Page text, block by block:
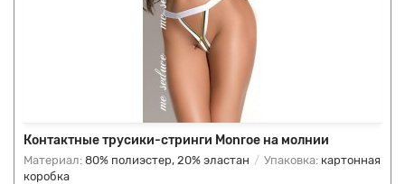
Контактные трусики-стринги Monroe на молнии
Материал: 80% полиэстер, 20% эластан Упаковка: картонная
коробка